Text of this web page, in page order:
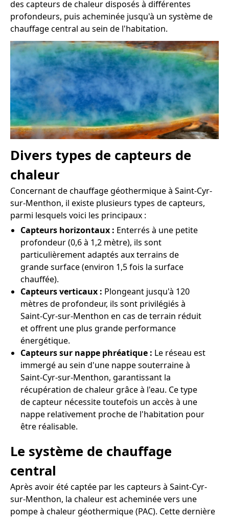
des capteurs de chaleur disposés à différentes
profondeurs, puis acheminée jusqu'à un système de
chauffage central au sein de l'habitation.
Divers types de capteurs de
chaleur
Concernant de chauffage géothermique à Saint-Cyr-
sur-Menthon, il existe plusieurs types de capteurs,
parmi lesquels voici les principaux :
Capteurs horizontaux : Enterrés à une petite
profondeur (0,6 à 1,2 mètre), ils sont
particulièrement adaptés aux terrains de
grande surface (environ 1,5 fois la surface
chauffée).
Capteurs verticaux : Plongeant jusqu'à 120
mètres de profondeur, ils sont privilégiés à
Saint-Cyr-sur-Menthon en cas de terrain réduit
et offrent une plus grande performance
énergétique.
Capteurs sur nappe phréatique : Le réseau est
immergé au sein d'une nappe souterraine à
Saint-Cyr-sur-Menthon, garantissant la
récupération de chaleur grâce à l'eau. Ce type
de capteur nécessite toutefois un accès à une
nappe relativement proche de l'habitation pour
être réalisable.
Le système de chauffage
central
Après avoir été captée par les capteurs à Saint-Cyr-
sur-Menthon, la chaleur est acheminée vers une
pompe à chaleur géothermique (PAC). Cette dernière